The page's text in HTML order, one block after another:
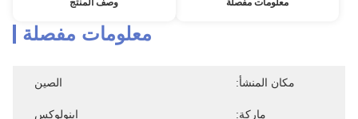
معلومات مفصلة وصف المنتج
معلومات مفصلة
مكان المنشأ: الصين
ماركة: اينولوكس